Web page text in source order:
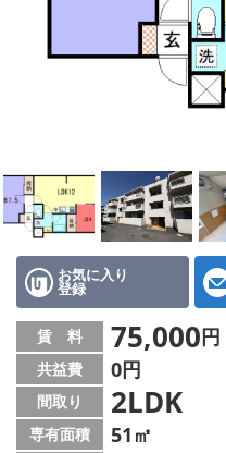
一人暮らしの物件特集
ペット相談OKの賃貸！
ハウスメーカー施工特集！
路線·駅から探す
IT重説について
スタッフ紹介
賃貸管理の北白川店
店舗情報·アクセス
お気に入り
登録
賃 料 75,000円
共益費 0円
間取り 2LDK
専有面積 51㎡